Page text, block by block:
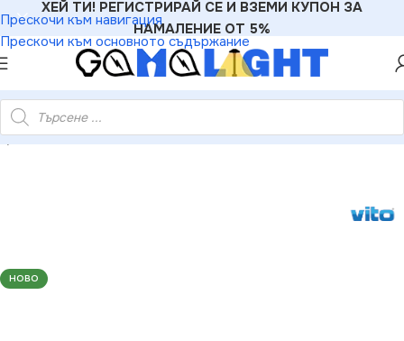
Прескочи към навигация
Прескочи към основното съдържание
ХЕЙ ТИ! РЕГИСТРИРАЙ СЕ И ВЗЕМИ КУПОН ЗА
НАМАЛЕНИЕ ОТ 5%
Панел За Вграждане Стъкло LENA-SG 6W 600Lm 6000K
НОВО